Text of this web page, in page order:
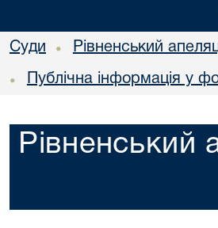
Суди • Рівненський
• Публічна інформація у
Рівненський